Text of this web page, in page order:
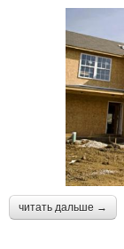
читать дальше →